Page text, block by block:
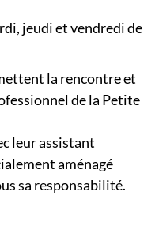
jeudi et vendredi de
la rencontre et
de la Petite
leur assistant
aménagé
sa responsabilité.